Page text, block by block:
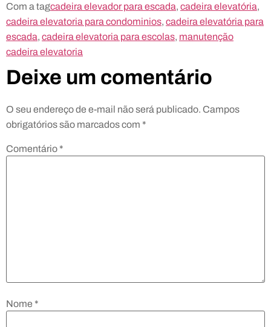
Com a tagcadeira elevador para escada, cadeira elevatória,
cadeira elevatoria para condominios, cadeira elevatória para
escada, cadeira elevatoria para escolas, manutenção
cadeira elevatoria
Deixe um comentário
O seu endereço de e-mail não será publicado. Campos
obrigatórios são marcados com *
Comentário *
Nome *